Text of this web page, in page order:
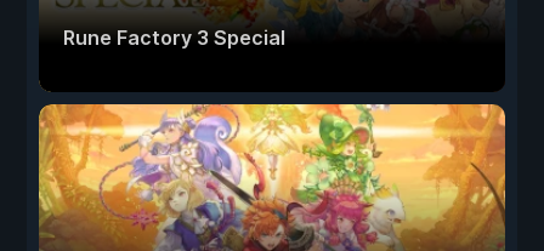
Rune Factory 3 Special